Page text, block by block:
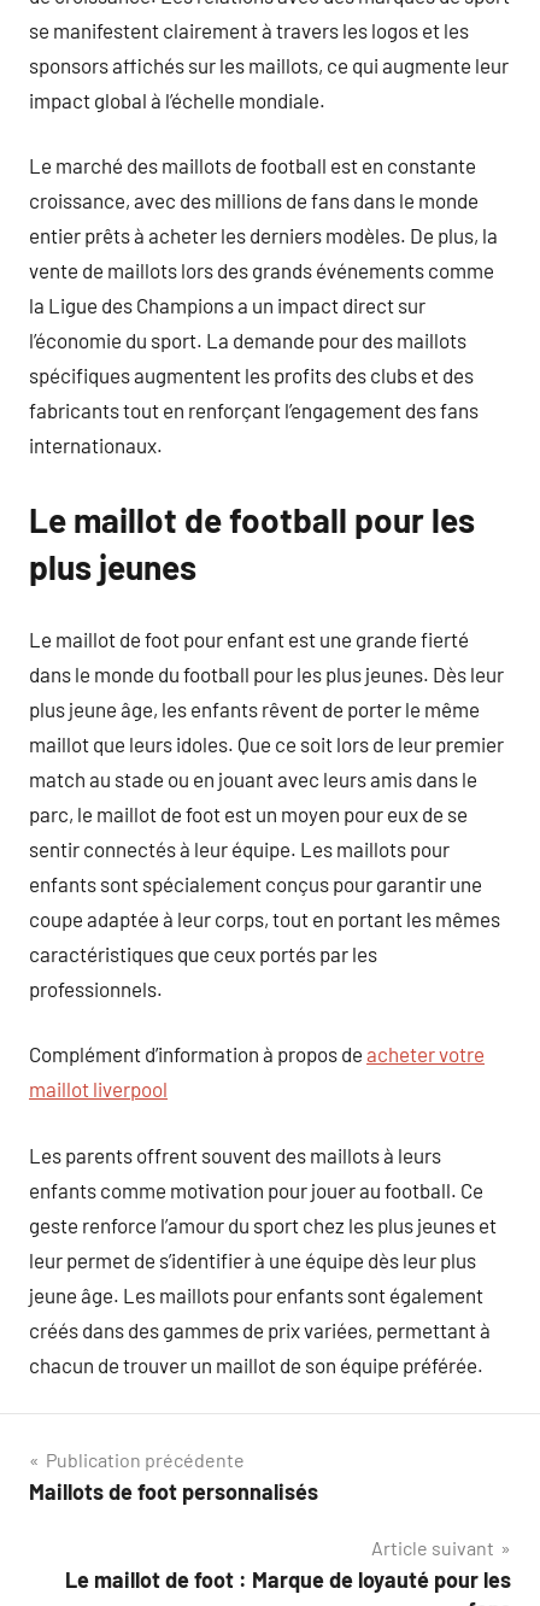
se manifestent clairement à travers les logos et les
sponsors affichés sur les maillots, ce qui augmente leur
impact global à l’échelle mondiale.
Le marché des maillots de football est en constante
croissance, avec des millions de fans dans le monde
entier prêts à acheter les derniers modèles. De plus, la
vente de maillots lors des grands événements comme
la Ligue des Champions a un impact direct sur
l’économie du sport. La demande pour des maillots
spécifiques augmentent les profits des clubs et des
fabricants tout en renforçant l’engagement des fans
internationaux.
Le maillot de football pour les
plus jeunes
Le maillot de foot pour enfant est une grande fierté
dans le monde du football pour les plus jeunes. Dès leur
plus jeune âge, les enfants rêvent de porter le même
maillot que leurs idoles. Que ce soit lors de leur premier
match au stade ou en jouant avec leurs amis dans le
parc, le maillot de foot est un moyen pour eux de se
sentir connectés à leur équipe. Les maillots pour
enfants sont spécialement conçus pour garantir une
coupe adaptée à leur corps, tout en portant les mêmes
caractéristiques que ceux portés par les
professionnels.
Complément d’information à propos de acheter votre
maillot liverpool
Les parents offrent souvent des maillots à leurs
enfants comme motivation pour jouer au football. Ce
geste renforce l’amour du sport chez les plus jeunes et
leur permet de s’identifier à une équipe dès leur plus
jeune âge. Les maillots pour enfants sont également
créés dans des gammes de prix variées, permettant à
chacun de trouver un maillot de son équipe préférée.
Navigation
de
Publication précédente
Maillots de foot personnalisés
Article suivant
Le maillot de foot : Marque de loyauté pour les